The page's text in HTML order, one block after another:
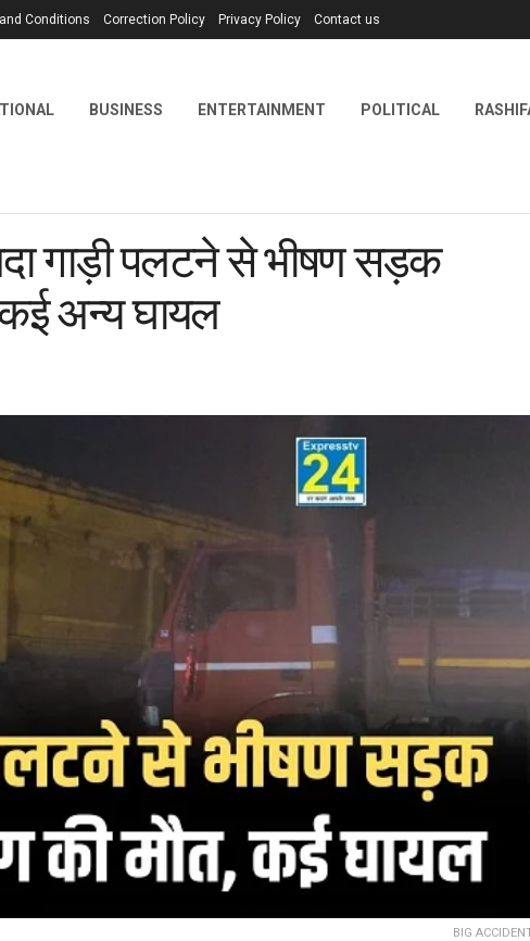
Conditions Correction Policy Privacy Policy Contact us
BUSINESS ENTERTAINMENT POLITICAL
गाड़ी पलटने से भीषण सड़क
कई अन्य घायल
BIG